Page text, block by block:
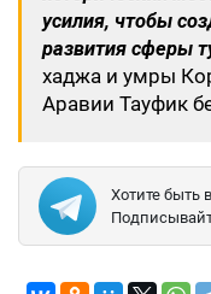
усилия, чтобы
развития сферы
хаджа и умры
Аравии Тауфик
Хотите быть